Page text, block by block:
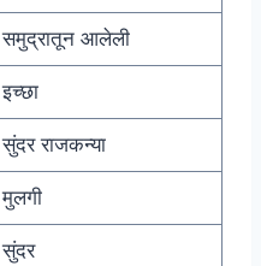
समुद्रातून आलेली
इच्छा
सुंदर राजकन्या
मुलगी
सुंदर